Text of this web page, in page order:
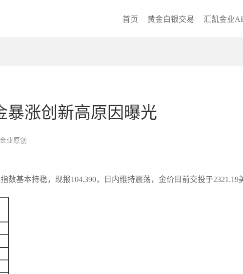
首页 黄金白银交易 汇凯金业
暴涨创新高原因曝光
业原创
数基本持稳，现报104.390，日内维持震荡，金价目前交投于